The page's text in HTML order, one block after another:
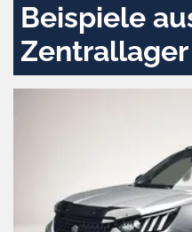
Beispiele
Zentrallager